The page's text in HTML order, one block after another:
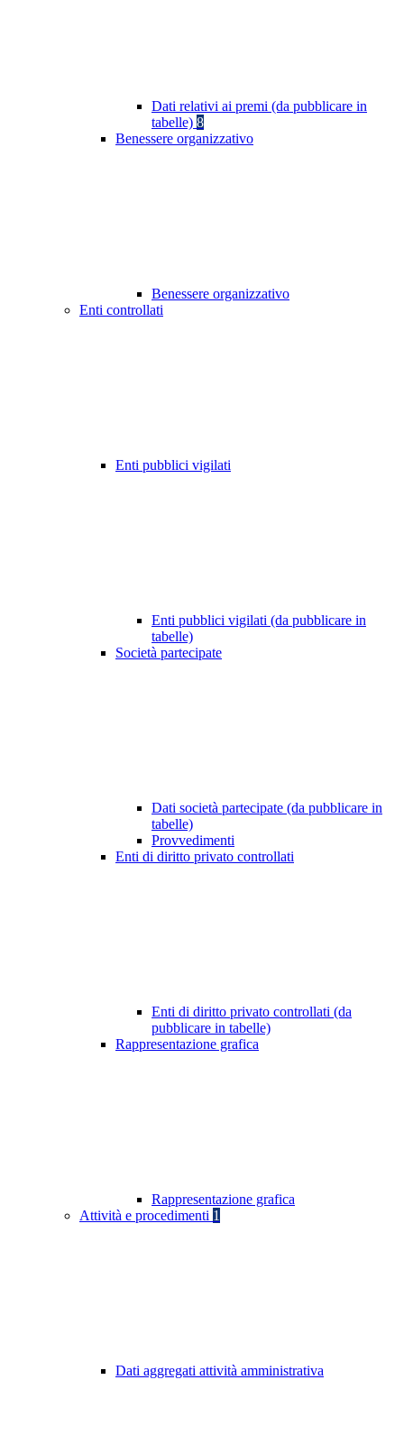
Dati relativi ai premi (da pubblicare in
tabelle) 8
Benessere organizzativo
Benessere organizzativo
Enti controllati
Enti pubblici vigilati
Enti pubblici vigilati (da pubblicare in
tabelle)
Società partecipate
Dati società partecipate (da pubblicare in
tabelle)
Provvedimenti
Enti di diritto privato controllati
Enti di diritto privato controllati (da
pubblicare in tabelle)
Rappresentazione grafica
Rappresentazione grafica
Attività e procedimenti 1
Dati aggregati attività amministrativa